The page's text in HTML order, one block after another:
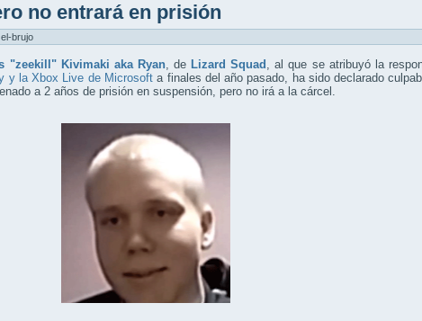
no entrará en prisión
brujo
"zeekill" Kivimaki aka Ryan, de Lizard Squad , al que se atribuyó la
y la Xbox Live de Microsoft a finales del año pasado, ha sido declarado
a 2 años de prisión en suspensión, pero no irá a la cárcel.